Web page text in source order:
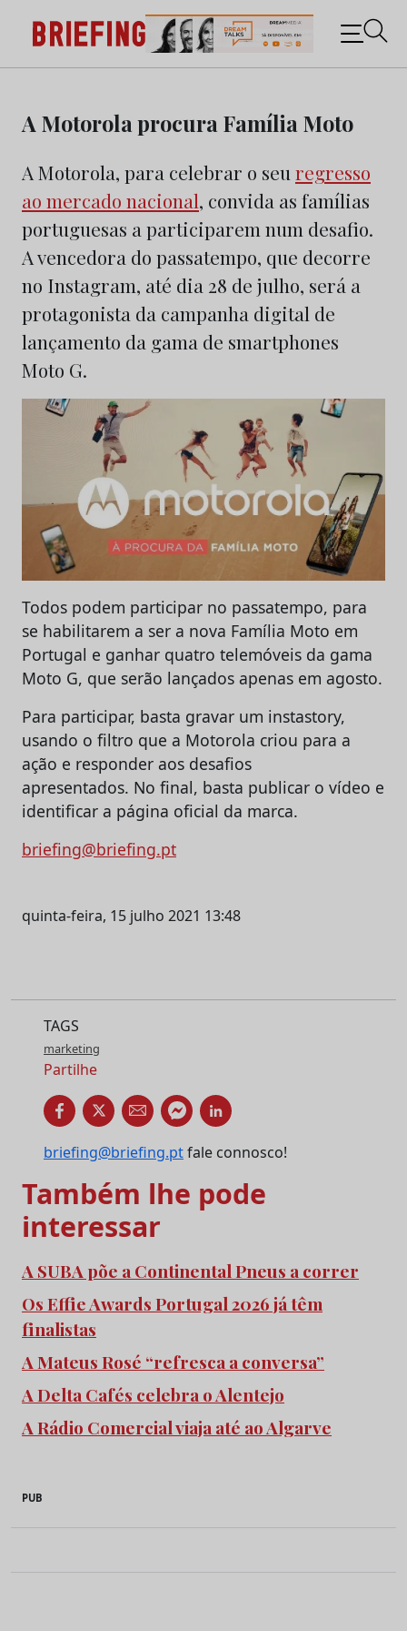
content
Briefing: Todas as notícias sobre os negócios do
Marketing e da Publicidade
A Motorola procura Família Moto
A Motorola, para celebrar o seu regresso
ao mercado nacional, convida as famílias
portuguesas a participarem num desafio.
A vencedora do passatempo, que decorre
no Instagram, até dia 28 de julho, será a
protagonista da campanha digital de
lançamento da gama de smartphones
Moto G.
Todos podem participar no passatempo, para
se habilitarem a ser a nova Família Moto em
Portugal e ganhar quatro telemóveis da gama
Moto G, que serão lançados apenas em agosto.
Para participar, basta gravar um instastory,
usando o filtro que a Motorola criou para a
ação e responder aos desafios
apresentados. No final, basta publicar o vídeo e
identificar a página oficial da marca.
briefing@briefing.pt
quinta-feira, 15 julho 2021 13:48
TAGS
marketing
Partilhe
briefing@briefing.ptfale connosco!
Também lhe pode
interessar
A SUBA põe a Continental Pneus a correr
Os Effie Awards Portugal 2026 já têm
finalistas
A Mateus Rosé “refresca a conversa”
A Delta Cafés celebra o Alentejo
A Rádio Comercial viaja até ao Algarve
PUB